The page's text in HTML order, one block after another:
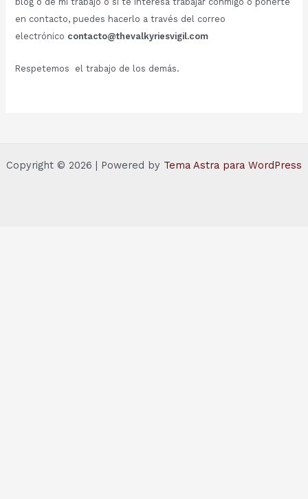
en contacto, puedes hacerlo a través del correo
electrónico contacto@thevalkyriesvigil.com
Respetemos el trabajo de los demás.
Copyright © 2026 | Powered by Tema Astra para WordPress